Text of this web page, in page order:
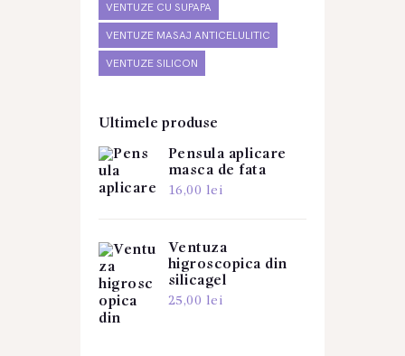
VENTUZE CU SUPAPA
VENTUZE MASAJ ANTICELULITIC
VENTUZE SILICON
Ultimele produse
Pensula aplicare
masca de fata
16,00 lei
Ventuza
higroscopica din
silicagel
25,00 lei